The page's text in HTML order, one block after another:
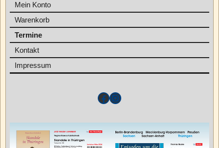
Mein Konto
Warenkorb
Termine
Kontakt
Impressum